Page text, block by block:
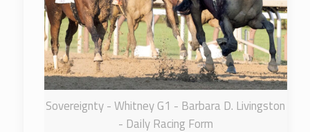
Sovereignty - Whitney G1 - Barbara D. Livingston
- Daily Racing Form